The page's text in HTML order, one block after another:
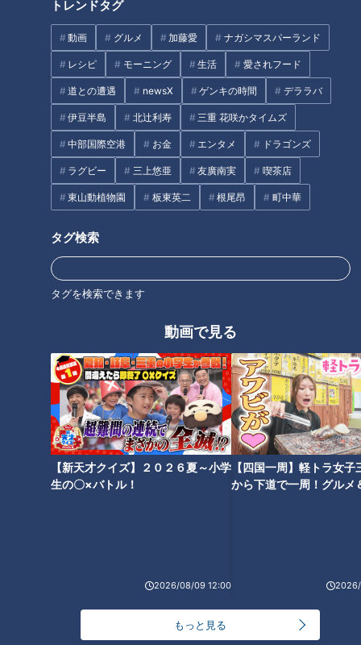
トレンドタグ
動画 グルメ 加藤愛 ナガシマスパーランド
レシピ モーニング 生活 愛されフード
道との遭遇 newsX ゲンキの時間 デララバ
伊豆半島 北辻利寿 三重 花咲かタイムズ
中部国際空港 お金 エンタメ ドラゴンズ
ラグビー 三上悠亜 友廣南実 喫茶店
東山動植物園 板東英二 根尾昂 町中華
タグ検索
タグを検索できます
動画で見る
【新天才クイズ】２０２６夏～小学
生の〇×バトル！
2026/08/09 12:00
【四国一周】軽トラ女子
から下道で一周！グルメ
もっと見る
一杯100円の「きしめん」
も！？愛知・常滑市のお値打ち
グルメをご紹介！
ラーメン数珠つなぎ第四弾！一
口すすればたちまちとりこに！
極うま白醤油らーめん「麺屋 伊
藤」
タグ
チャント！ 三重 加藤愛 愛されフード
オススメ関連コンテンツ
石丸幹二「すごい痩せました
ね！」…世界一楽なスクワッ
ト！？ダイエットのスペシャリ
ストに学ぶ「無理なくやせる方
「糖尿病」をまねく“糖質依
存”…“マイルドドラッグ”糖質依
存から抜け出す方法
「インフルエンザ」＆「ノロウ
気をつけたい感染症の予防・対
侮るな！食後の眠気＆だるさ…